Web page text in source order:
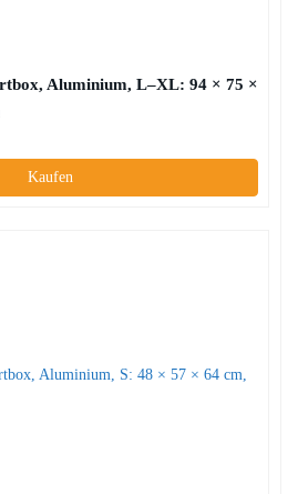
Aluminium, L–XL: 94 × 75 ×
Kaufen